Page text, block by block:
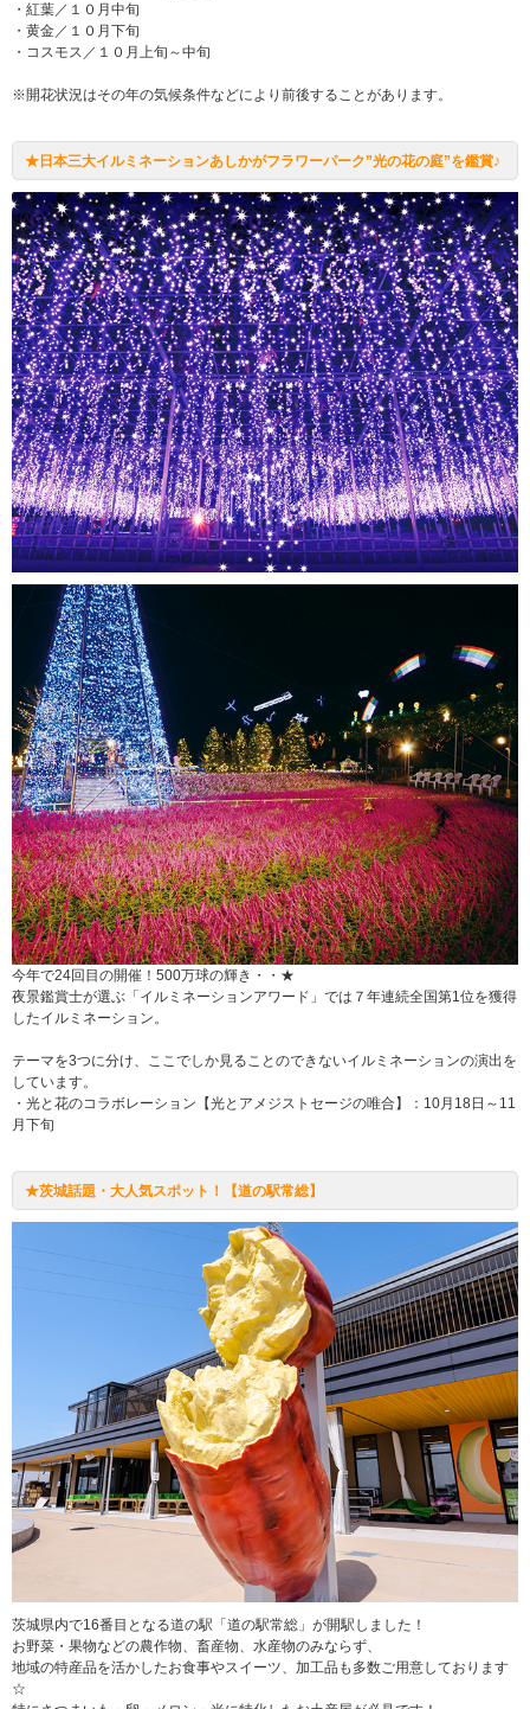
・紅葉／１０月中旬
・黄金／１０月下旬
・コスモス／１０月上旬～中旬
※開花状況はその年の気候条件などにより前後することがあります。
★日本三大イルミネーションあしかがフラワーパーク”光の花の庭”を鑑賞♪
今年で24回目の開催！500万球の輝き・・★
夜景鑑賞士が選ぶ「イルミネーションアワード」では７年連続全国第1位を獲得
したイルミネーション。
テーマを3つに分け、ここでしか見ることのできないイルミネーションの演出を
しています。
・光と花のコラボレーション【光とアメジストセージの唯合】：10月18日～11
月下旬
★茨城話題・大人気スポット！【道の駅常総】
茨城県内で16番目となる道の駅「道の駅常総」が開駅しました！
お野菜・果物などの農作物、畜産物、水産物のみならず、
地域の特産品を活かしたお食事やスイーツ、加工品も多数ご用意しております
☆